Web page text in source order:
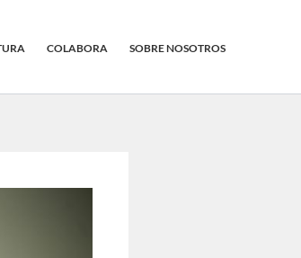
COLABORA SOBRE NOSOTROS